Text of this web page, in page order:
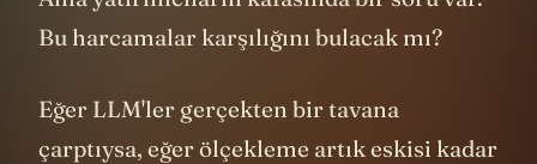
Bu harcamalar karşılığını bulacak mı?
Eğer LLM'ler gerçekten bir tavana
çarptıysa, eğer ölçekleme artık eskisi kadar